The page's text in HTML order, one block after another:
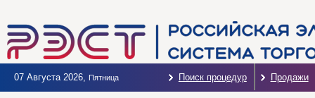
07 Августа 2026, Пятница Поиск процедур Продажи